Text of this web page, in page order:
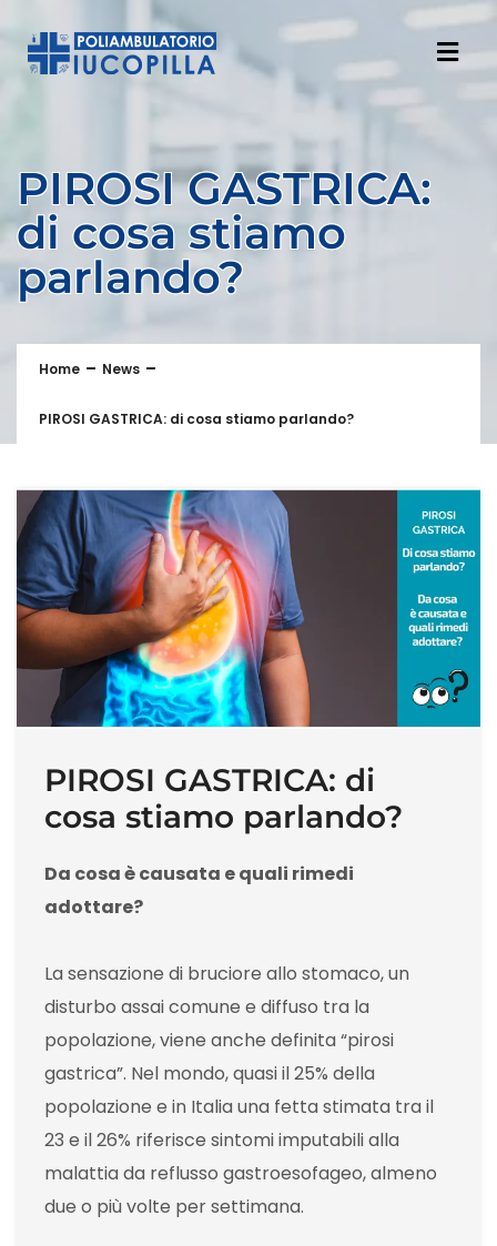
PIROSI GASTRICA:
di cosa stiamo
parlando?
Home News
PIROSI GASTRICA: di cosa stiamo parlando?
PIROSI GASTRICA: di
cosa stiamo parlando?
Da cosa è causata e quali rimedi
adottare?
La sensazione di bruciore allo stomaco, un
disturbo assai comune e diffuso tra la
popolazione, viene anche definita “pirosi
gastrica”. Nel mondo, quasi il 25% della
popolazione e in Italia una fetta stimata tra il
23 e il 26% riferisce sintomi imputabili alla
malattia da reflusso gastroesofageo, almeno
due o più volte per settimana.